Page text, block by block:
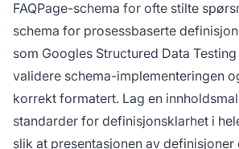
FAQPage-schema for ofte stilte
schema for prosessbaserte
som Googles Structured Data
validere schema-implementeringen
korrekt formatert. Lag en
standarder for definisjonsklarhet i
slik at presentasjonen av definisjoner